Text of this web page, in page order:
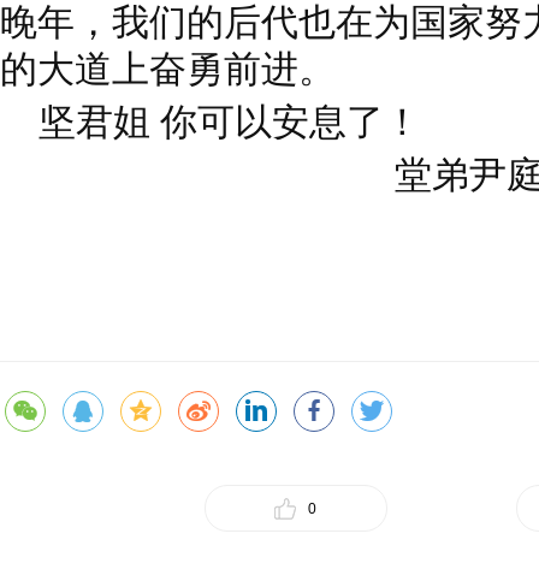
晚年，我们的后代也在为国家
的大道上奋勇前进。
坚君姐 你可以安息了！
堂弟尹
0